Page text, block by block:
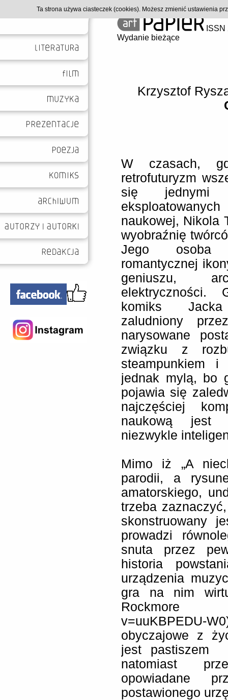
Wydanie bieżące
Krzysztof
W czasach,
retrofuturyzm
się jednymi
naukowej, Nikola
wyobraźnię
Jego osoba
romantycznej
geniuszu,
elektryczności.
komiks Jacka
zaludniony
narysowane
związku z
steampunkiem
jednak mylą, bo
pojawia się
najczęściej
naukową jest
niezwykle
Mimo iż „A
parodii, a
amatorskiego,
trzeba
skonstruowany
prowadzi
snuta przez
historia
urządzenia
gra na nim
Rockmore
obyczajowe z
jest pastiszem
natomiast
opowiadane
postawionego
Ta strona używa ciasteczek (cookies). Możesz zmienić ustawienia